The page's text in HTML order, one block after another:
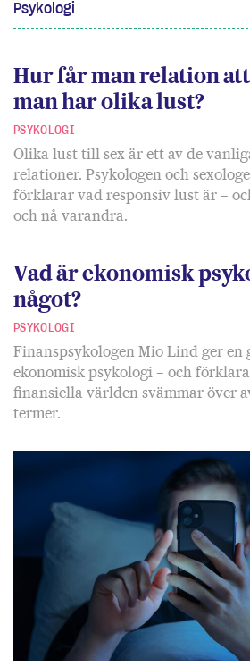
Psykologi
Hur får man relation
man har olika lust?
PSYKOLOGI
Olika lust till sex är ett av de
relationer. Psykologen och
förklarar vad responsiv lust är –
och nå varandra.
Vad är ekonomisk
något?
PSYKOLOGI
Finanspsykologen Mio Lind ger
ekonomisk psykologi – och
finansiella världen svämmar över
termer.